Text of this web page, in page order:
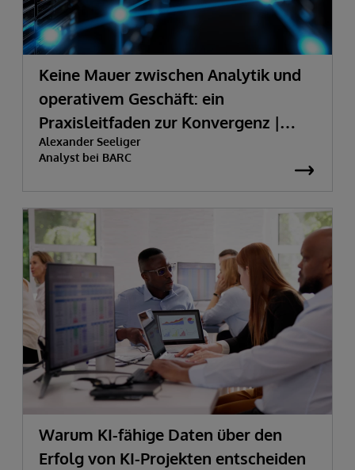
Keine Mauer zwischen Analytik und
operativem Geschäft: ein
Praxisleitfaden zur Konvergenz |
BARC | InterSystems
Alexander Seeliger
Analyst bei BARC
Warum KI-fähige Daten über den
Erfolg von KI-Projekten entscheiden